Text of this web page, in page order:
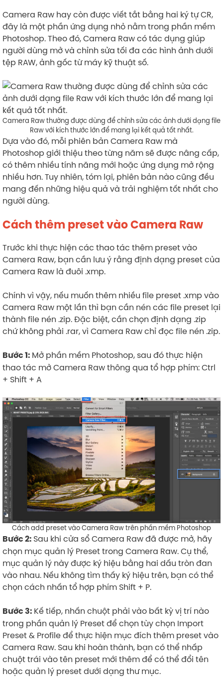
Camera Raw hay còn được viết tắt bằng hai ký tự CR,
đây là một phần ứng dụng nhỏ nằm trong phần mềm
Photoshop. Theo đó, Camera Raw có tác dụng giúp
người dùng mở và chỉnh sửa tối đa các hình ảnh dưới
tệp RAW, ảnh gốc từ máy kỹ thuật số.
Camera Raw thường được dùng để chỉnh sửa các ảnh dưới dạng file
Raw với kích thước lớn để mang lại kết quả tốt nhất.
Dựa vào đó, mỗi phiên bản Camera Raw mà
Photoshop giới thiệu theo từng năm sẽ được nâng cấp,
có thêm nhiều tính năng mới hoặc ứng dụng mở rộng
nhiều hơn. Tuy nhiên, tóm lại, phiên bản nào cũng đều
mang đến những hiệu quả và trải nghiệm tốt nhất cho
người dùng.
Cách thêm preset vào Camera Raw
Trước khi thực hiện các thao tác thêm preset vào
Camera Raw, bạn cần lưu ý rằng định dạng preset của
Camera Raw là đuôi .xmp.
Chính vì vậy, nếu muốn thêm nhiều file preset .xmp vào
Camera Raw một lần thì bạn cần nén các file preset lại
thành file nén .zip. Đặc biệt, cần chọn định dạng .zip
chứ không phải .rar, vì Camera Raw chỉ đọc file nén .zip.
Bước 1: Mở phần mềm Photoshop, sau đó thực hiện
thao tác mở Camera Raw thông qua tổ hợp phím: Ctrl
+ Shift + A
Cách add preset vào Camera Raw trên phần mềm Photoshop
Bước 2: Sau khi cửa sổ Camera Raw đã được mở, hãy
chọn mục quản lý Preset trong Camera Raw. Cụ thể,
mục quản lý này được ký hiệu bằng hai dấu tròn đan
vào nhau. Nếu không tìm thấy ký hiệu trên, bạn có thể
chọn cách nhấn tổ hợp phím Shift + P.
Bước 3: Kế tiếp, nhấn chuột phải vào bất kỳ vị trí nào
trong phần quản lý Preset để chọn tùy chọn Import
Preset & Profile để thực hiện mục đích thêm preset vào
Camera Raw. Sau khi hoàn thành, bạn có thể nhấp
chuột trái vào tên preset mới thêm để có thể đổi tên
hoặc quản lý preset dưới dạng thư mục.